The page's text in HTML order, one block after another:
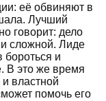
её обвиняют в
Лучший
говорит: дело
сложной. Лиде
бороться и
В это же время
властной
помочь его